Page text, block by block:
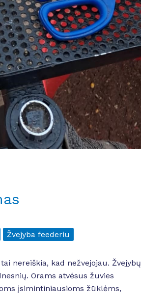
Žvejyba feederiu
nereiškia, kad nežvejojau. Žvejybų
Orams atvėsus žuvies
įsimintiniausioms žūklėms,